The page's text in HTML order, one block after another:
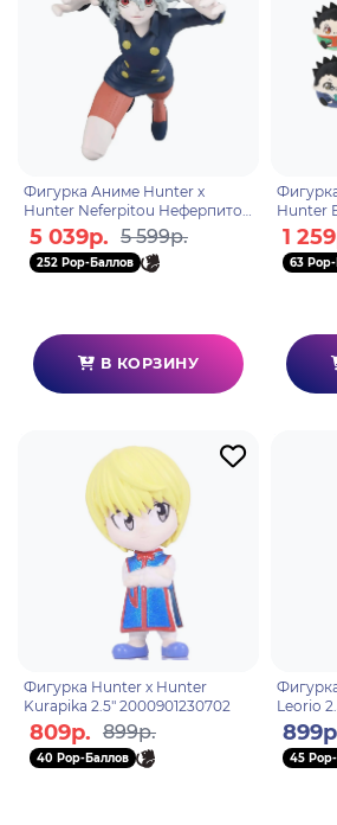
Фигурка Аниме Hunter x
Hunter Neferpitou Неферпито
16см BP29179P
5 039р. 5 599р.
252 Pop-Баллов
В КОРЗИНУ
Hunter
N02008
1
63
Фигурка Hunter x Hunter
Kurapika 2.5" 2000901230702
809р. 899р.
40 Pop-Баллов
Leorio
45